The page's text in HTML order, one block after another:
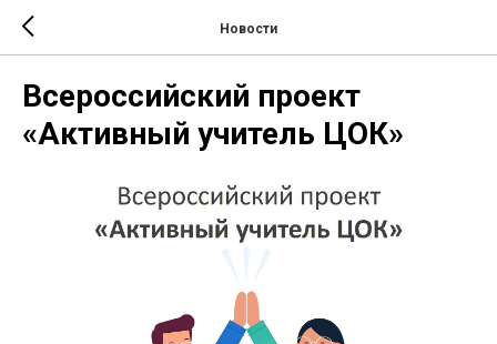
Новости
Всероссийский проект
«Активный учитель ЦОК»